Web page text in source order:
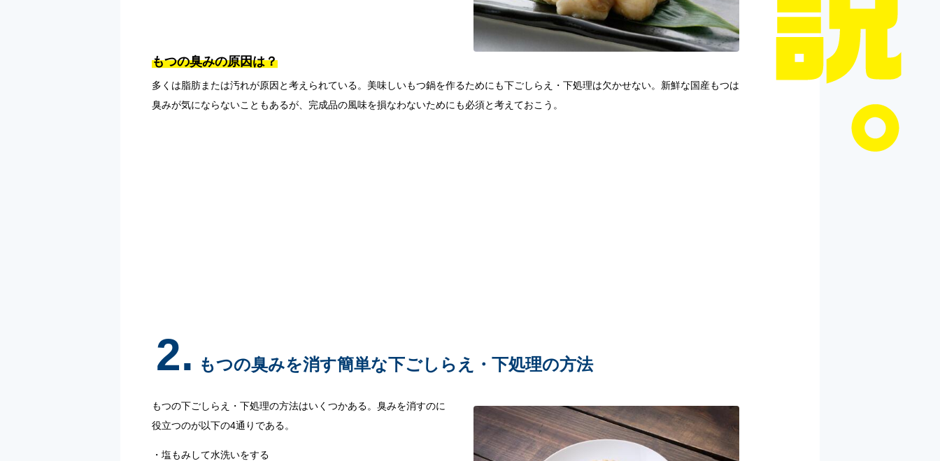
もつの臭みの原因は？
多くは脂肪または汚れが原因と考えられている。美味しいもつ鍋を作るためにも下ごしらえ・下処理は欠かせない。新鮮な国産もつは
臭みが気にならないこともあるが、完成品の風味を損なわないためにも必須と考えておこう。
2. もつの臭みを消す簡単な下ごしらえ・下処理の方法
もつの下ごしらえ・下処理の方法はいくつかある。臭みを消すのに
役立つのが以下の4通りである。
塩もみして水洗いをする